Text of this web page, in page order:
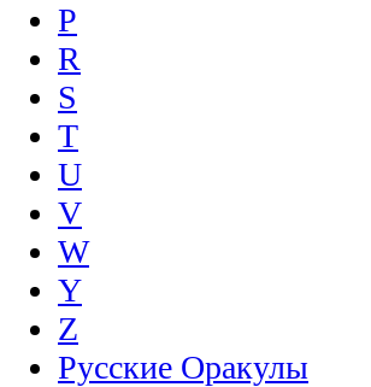
P
R
S
T
U
V
W
Y
Z
Русские Оракулы